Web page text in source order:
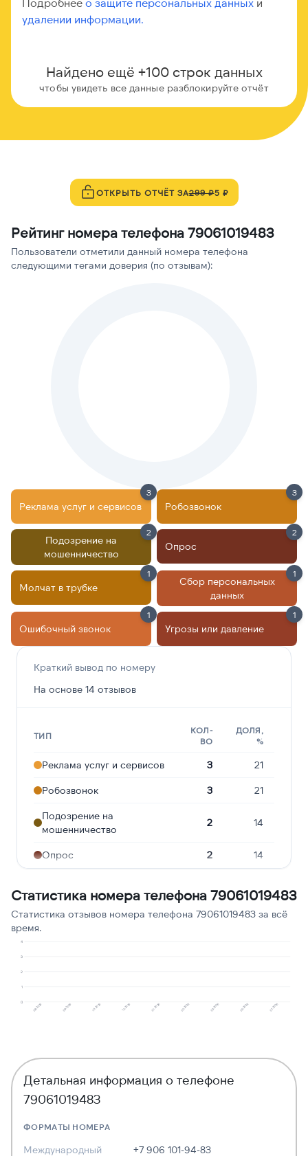
удалении информации.
Найдено ещё +100 строк данных
чтобы увидеть все данные разблокируйте отчёт
ОТКРЫТЬ ОТЧЁТ ЗА299 ₽5 ₽
Рейтинг номера телефона 79061019483
Пользователи отметили данный номера телефона
следующими тегами доверия (по отзывам):
Реклама услуг и сервисов
3
Робозвонок
3
Подозрение на
мошенничество
2
Опрос
2
Молчат в трубке
1
Сбор персональных
данных
1
Ошибочный звонок
1
Угрозы или давление
1
Краткий вывод по номеру
На основе 14 отзывов
ТИП
КОЛ-
ВО
ДОЛЯ,
%
Реклама услуг и сервисов 3 21
Робозвонок 3 21
Подозрение на
мошенничество
2 14
Опрос 2 14
Сбор персональных
данных
1 7
Статистика номера телефона 79061019483
Статистика отзывов номера телефона 79061019483 за всё
время.
0
1
2
3
4
08.2025 09.2025 10.2025 12.2025 01.2026 02.2026 03.2026 05.2026 07.2026
Детальная информация о телефоне
79061019483
ФОРМАТЫ НОМЕРА
Международный +7 906 101-94-83